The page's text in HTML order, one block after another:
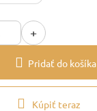
+
Pridať do košíka
Kúpiť teraz